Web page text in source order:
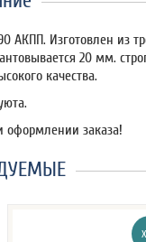
АКПП. Изготовлен из
20 мм.
качества.
оформлении заказа!